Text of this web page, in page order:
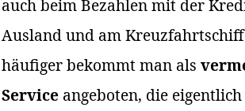
auch beim Bezahlen mit der
Ausland und am
häufiger bekommt man als
Service angeboten, die